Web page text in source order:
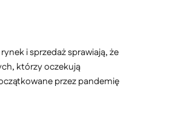
i sprzedaż sprawiają, że
którzy oczekują
przez pandemię